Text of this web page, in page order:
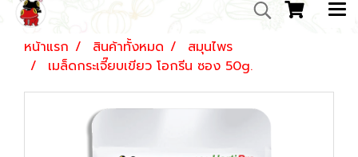
หน้าแรก สินค้าทั้งหมด
สมุนไพร
เมล็ดกระเจี๊ยบเขียว โอกรีน ซอง 50g.